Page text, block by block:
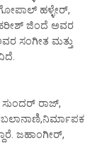
ಹಳ್ಳೇರ್,
ಹರೀಶ್ ಜಿಂದೆ ಅವರ
ಸಂಗೀತ ಮತ್ತು
ಸುಂದರ್ ರಾಜ್,
ತಬಲಾನಾಣಿ,ನಿರ್ಮಾಪಕ
ಜಹಾಂಗೀರ್,